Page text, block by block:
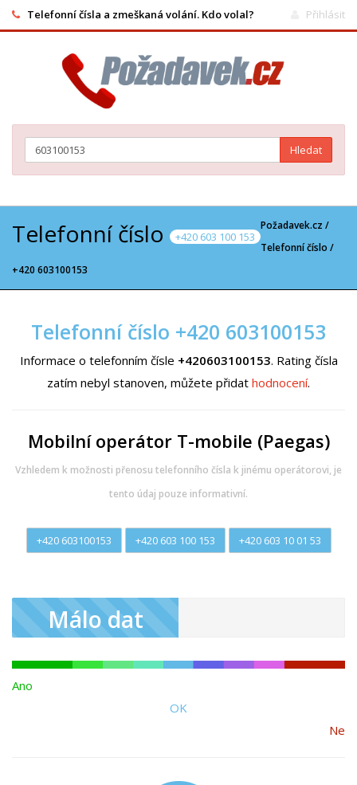
Telefonní čísla a zmeškaná volání. Kdo volal? Přihlásit
Hledat
Telefonní číslo +420 603 100 153
Požadavek.cz /
Telefonní číslo /
+420 603100153
Telefonní číslo +420 603100153
Informace o telefonním čísle +420603100153. Rating čísla
zatím nebyl stanoven, můžete přidat hodnocení.
Mobilní operátor T-mobile (Paegas)
Vzhledem k možnosti přenosu telefonního čísla k jinému operátorovi, je
tento údaj pouze informativní.
+420 603100153 +420 603 100 153 +420 603 10 01 53
Málo dat
Ano
OK
Ne